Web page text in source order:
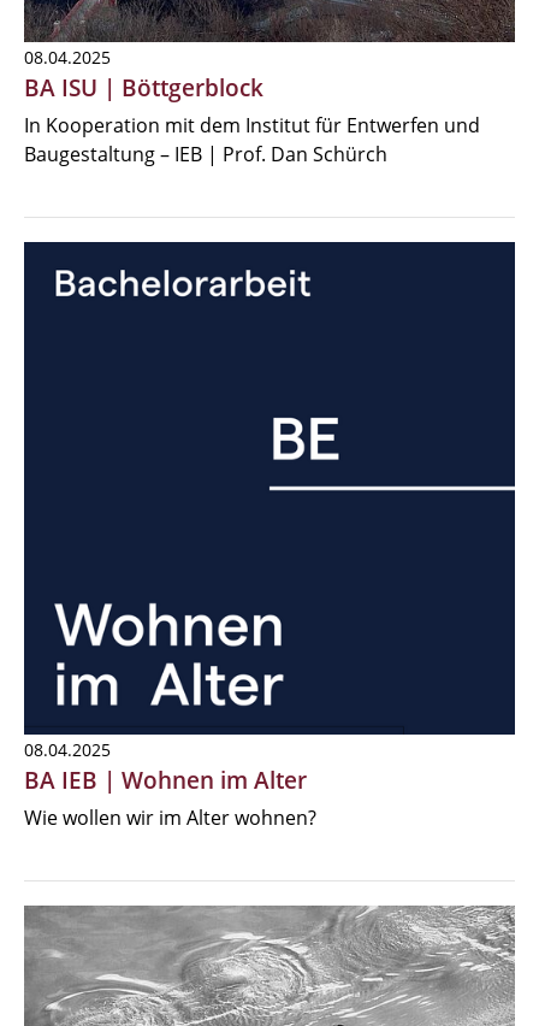
08.04.2025
BA ISU | Böttgerblock
In Kooperation mit dem Institut für Entwerfen und
Baugestaltung – IEB | Prof. Dan Schürch
08.04.2025
BA IEB | Wohnen im Alter
Wie wollen wir im Alter wohnen?